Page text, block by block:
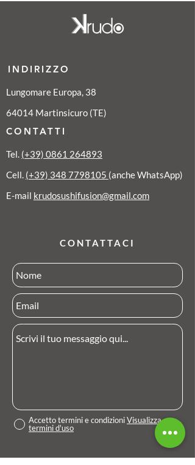
INDIRIZZO
Lungomare Europa, 38
64014 Martinsicuro (TE)
CONTATTI
Tel. (+39) 0861 264893
Cell. (+39) 348 7798105 (anche WhatsApp)
E-mail krudosushifusion@gmail.com
CONTATTACI
Accetto termini e condizioniVisualizza
termini d'uso